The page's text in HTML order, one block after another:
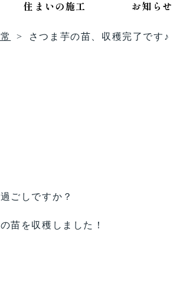
住まいの施工 お知らせ
さつま芋の苗、収穫完了です♪
ごしですか？
苗を収穫しました！